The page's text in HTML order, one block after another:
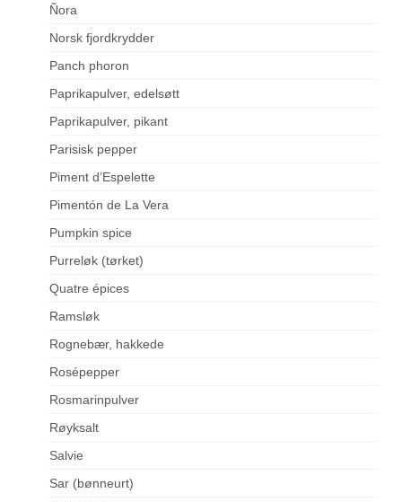
Ñora
Norsk fjordkrydder
Panch phoron
Paprikapulver, edelsøtt
Paprikapulver, pikant
Parisisk pepper
Piment d’Espelette
Pimentón de La Vera
Pumpkin spice
Purreløk (tørket)
Quatre épices
Ramsløk
Rognebær, hakkede
Rosépepper
Rosmarinpulver
Røyksalt
Salvie
Sar (bønneurt)